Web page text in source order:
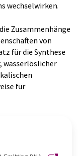
wechselwirken.
Zusammenhänge
von
für die Synthese
wasserlöslicher
für